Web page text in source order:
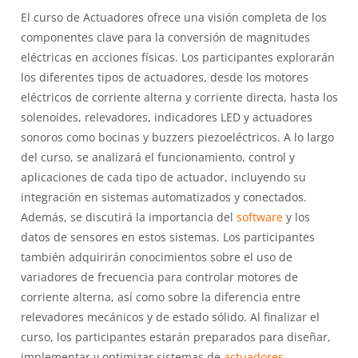
El curso de Actuadores ofrece una visión completa de los
componentes clave para la conversión de magnitudes
eléctricas en acciones físicas. Los participantes explorarán
los diferentes tipos de actuadores, desde los motores
eléctricos de corriente alterna y corriente directa, hasta los
solenoides, relevadores, indicadores LED y actuadores
sonoros como bocinas y buzzers piezoeléctricos. A lo largo
del curso, se analizará el funcionamiento, control y
aplicaciones de cada tipo de actuador, incluyendo su
integración en sistemas automatizados y conectados.
Además, se discutirá la importancia del software y los
datos de sensores en estos sistemas. Los participantes
también adquirirán conocimientos sobre el uso de
variadores de frecuencia para controlar motores de
corriente alterna, así como sobre la diferencia entre
relevadores mecánicos y de estado sólido. Al finalizar el
curso, los participantes estarán preparados para diseñar,